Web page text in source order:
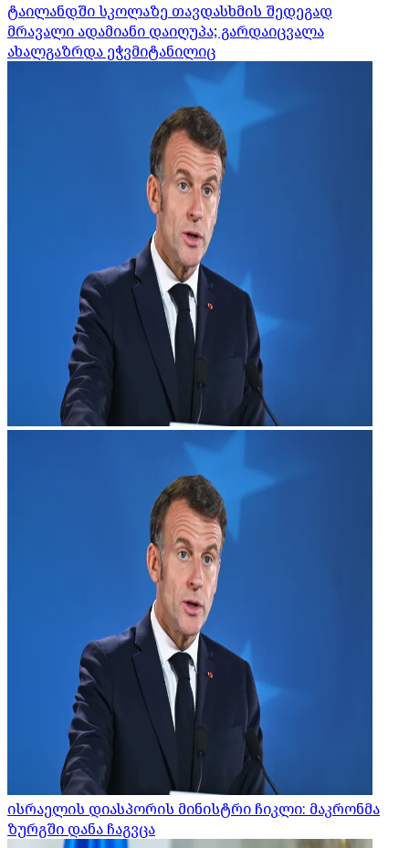
ტაილანდში სკოლაზე თავდასხმის შედეგად
მრავალი ადამიანი დაიღუპა; გარდაიცვალა
ახალგაზრდა ეჭვმიტანილიც
ისრაელის დიასპორის მინისტრი ჩიკლი: მაკრონმა
ზურგში დანა ჩაგვცა